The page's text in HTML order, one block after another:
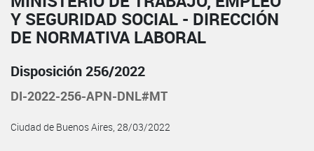
Y SEGURIDAD SOCIAL - DIRECCIÓN
DE NORMATIVA LABORAL
Disposición 256/2022
DI-2022-256-APN-DNL#MT
Ciudad de Buenos Aires, 28/03/2022